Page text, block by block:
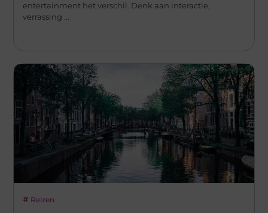
entertainment het verschil. Denk aan interactie,
verrassing ...
Reizen